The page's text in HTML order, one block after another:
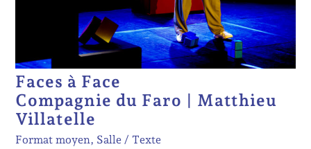
Faces à Face
Compagnie du Faro | Matthieu
Villatelle
Format moyen, Salle Texte